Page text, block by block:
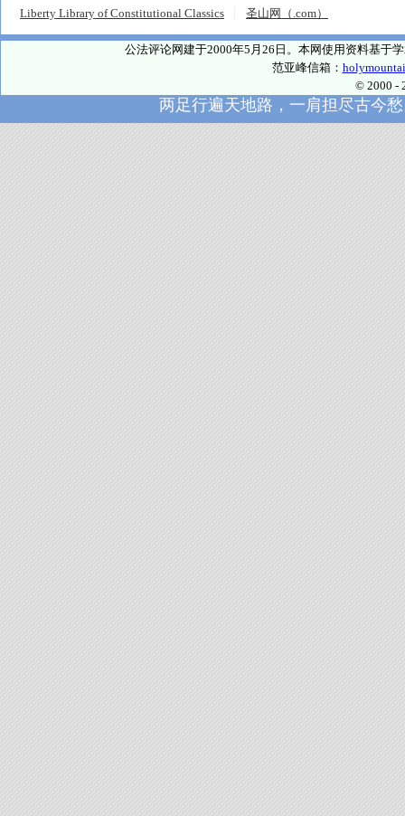
Liberty Library of Constitutional Classics
圣山网（.com）
公法评论网建于2000年5月26日。本网使用资料基于
范亚峰信箱：
© 2000 -
两足行遍天地路，一肩担尽古今